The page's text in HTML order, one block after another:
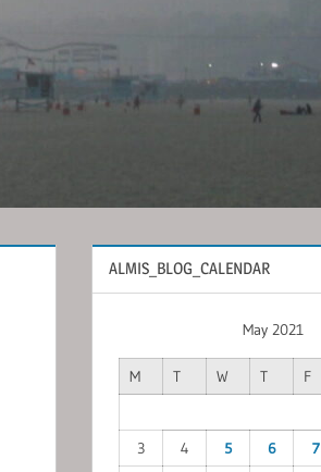
ALMIS_BLOG_CALENDAR
May 2021
M T W T F
3
4 5 6 7